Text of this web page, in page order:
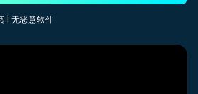
| 无恶意软件